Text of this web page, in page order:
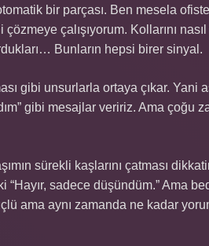
bir parçası. Ben mesela
çalışıyorum. Kollarını nasıl
Bunların hepsi birer sinyal.
gibi unsurlarla ortaya çıkar. Yani
gibi mesajlar veririz. Ama çoğu
sürekli kaşlarını çatması
“Hayır, sadece düşündüm.” Ama
ama aynı zamanda ne kadar